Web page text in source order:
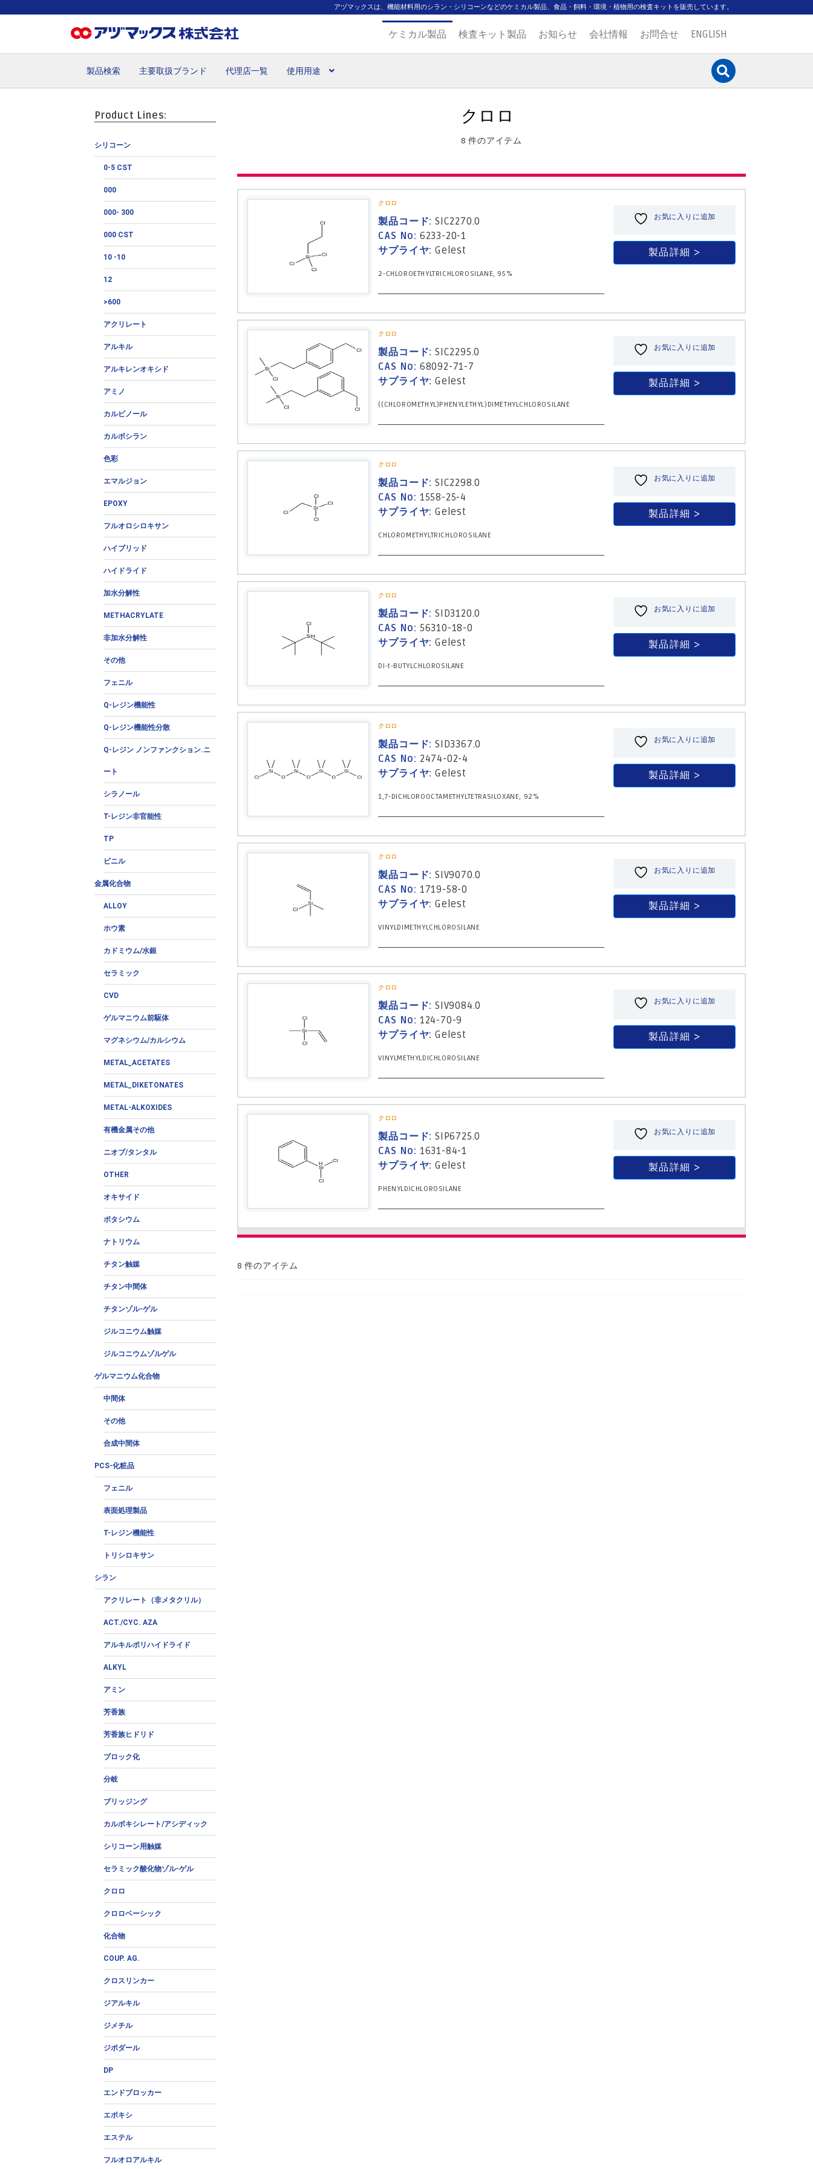
アヅマックスは、機能材料用のシラン・シリコーンなどのケミカル製品、食品・飼料・環境・植物用の検査キットを販売しています。
ケミカル製品 検査キット製品 お知らせ 会社情報 お問合せ ENGLISH
製品検索 主要取扱ブランド 代理店一覧 使用用途
Product Lines:
シリコーン
0-5 CST
000
000- 300
000 CST
10 -10
12
>600
アクリレート
アルキル
アルキレンオキシド
アミノ
カルビノール
カルボシラン
色彩
エマルジョン
EPOXY
フルオロシロキサン
ハイブリッド
ハイドライド
加水分解性
METHACRYLATE
非加水分解性
その他
フェニル
Q-レジン機能性
Q-レジン機能性分散
Q-レジン ノンファンクション.ニ
ート
シラノール
T-レジン非官能性
TP
ビニル
金属化合物
ALLOY
ホウ素
カドミウム/水銀
セラミック
CVD
ゲルマニウム前駆体
マグネシウム/カルシウム
METAL_ACETATES
METAL_DIKETONATES
METAL-ALKOXIDES
有機金属その他
ニオブ/タンタル
OTHER
オキサイド
ポタシウム
ナトリウム
チタン触媒
チタン中間体
チタンゾル-ゲル
ジルコニウム触媒
ジルコニウムゾルゲル
ゲルマニウム化合物
中間体
その他
合成中間体
PCS-化粧品
フェニル
表面処理製品
T-レジン機能性
トリシロキサン
シラン
アクリレート（非メタクリル）
ACT./CYC. AZA
アルキルポリハイドライド
ALKYL
アミン
芳香族
芳香族ヒドリド
ブロック化
分岐
ブリッジング
カルボキシレート/アシディック
シリコーン用触媒
セラミック酸化物ゾル-ゲル
クロロ
クロロベーシック
化合物
COUP. AG.
クロスリンカー
ジアルキル
ジメチル
ジポダール
DP
エンドブロッカー
エポキシ
エステル
フルオロアルキル
クロロ
8 件のアイテム
クロロ
製品コード: SIC2270.0
CAS No: 6233-20-1
サプライヤ: Gelest
2-CHLOROETHYLTRICHLOROSILANE, 95%
お気に入りに追加
製品詳細
クロロ
製品コード: SIC2295.0
CAS No: 68092-71-7
サプライヤ: Gelest
((CHLOROMETHYL)PHENYLETHYL)DIMETHYLCHLOROSILANE
お気に入りに追加
製品詳細
クロロ
製品コード: SIC2298.0
CAS No: 1558-25-4
サプライヤ: Gelest
CHLOROMETHYLTRICHLOROSILANE
お気に入りに追加
製品詳細
クロロ
製品コード: SID3120.0
CAS No: 56310-18-0
サプライヤ: Gelest
DI-t-BUTYLCHLOROSILANE
お気に入りに追加
製品詳細
クロロ
製品コード: SID3367.0
CAS No: 2474-02-4
サプライヤ: Gelest
1,7-DICHLOROOCTAMETHYLTETRASILOXANE, 92%
お気に入りに追加
製品詳細
クロロ
製品コード: SIV9070.0
CAS No: 1719-58-0
サプライヤ: Gelest
VINYLDIMETHYLCHLOROSILANE
お気に入りに追加
製品詳細
クロロ
製品コード: SIV9084.0
CAS No: 124-70-9
サプライヤ: Gelest
VINYLMETHYLDICHLOROSILANE
お気に入りに追加
製品詳細
クロロ
製品コード: SIP6725.0
CAS No: 1631-84-1
サプライヤ: Gelest
PHENYLDICHLOROSILANE
お気に入りに追加
製品詳細
8 件のアイテム